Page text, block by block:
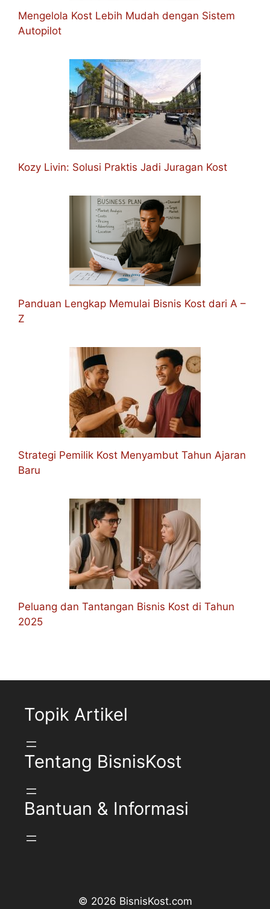
Mengelola Kost Lebih Mudah dengan Sistem
Autopilot
Kozy Livin: Solusi Praktis Jadi Juragan Kost
Panduan Lengkap Memulai Bisnis Kost dari A –
Z
Strategi Pemilik Kost Menyambut Tahun Ajaran
Baru
Peluang dan Tantangan Bisnis Kost di Tahun
2025
Topik Artikel
Tentang BisnisKost
Bantuan & Informasi
© 2026 BisnisKost.com